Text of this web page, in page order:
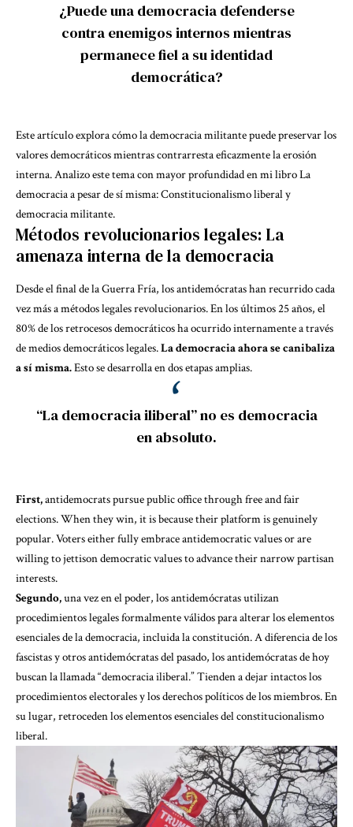
¿Puede una democracia defenderse
contra enemigos internos mientras
permanece fiel a su identidad
democrática?
Este artículo explora cómo la democracia militante puede preservarlos
valores democráticosmientras contrarresta eficazmente la erosión
interna. Analizo este tema con mayor profundidad en mi libroLa
democracia a pesar de sí misma: Constitucionalismo liberal y
democracia militante.
Métodos revolucionarios legales: La
amenaza interna de la democracia
Desde el final de la Guerra Fría, los antidemócratas han recurrido cada
vez más a métodos legales revolucionarios. En los últimos 25 años, el
80% de los retrocesos democráticosha ocurrido internamente a través
de medios democráticos legales.La democracia ahora se canibaliza
a sí misma.Esto se desarrolla en dos etapas amplias.
“La democracia iliberal” no es democracia
en absoluto.
First,antidemocrats pursue public office through free and fair
elections. When they win, it is because their platform is genuinely
popular. Voters either fully embrace antidemocratic values or are
willing to jettison democratic values to advance their narrow partisan
interests.
Segundo,una vez en el poder, los antidemócratas utilizan
procedimientos legales formalmente válidospara alterar los elementos
esenciales de la democracia, incluida la constitución. A diferencia de los
fascistas y otros antidemócratas del pasado, los antidemócratas de hoy
buscan la llamada “democracia iliberal.” Tienden a dejar intactos los
procedimientos electorales y los derechos políticos de los miembros. En
su lugar, retroceden los elementos esenciales del constitucionalismo
liberal.